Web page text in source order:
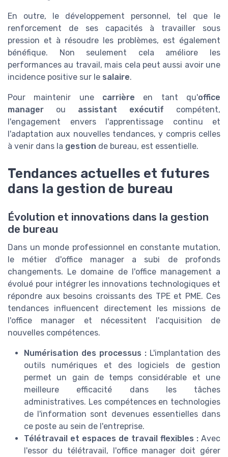
En outre, le développement personnel, tel que le
renforcement de ses capacités à travailler sous
pression et à résoudre les problèmes, est également
bénéfique. Non seulement cela améliore les
performances au travail, mais cela peut aussi avoir une
incidence positive sur le salaire.
Pour maintenir une carrière en tant qu'office
manager ou assistant exécutif compétent,
l'engagement envers l'apprentissage continu et
l'adaptation aux nouvelles tendances, y compris celles
à venir dans la gestion de bureau, est essentielle.
Tendances actuelles et futures
dans la gestion de bureau
Évolution et innovations dans la gestion
de bureau
Dans un monde professionnel en constante mutation,
le métier d'office manager a subi de profonds
changements. Le domaine de l'office management a
évolué pour intégrer les innovations technologiques et
répondre aux besoins croissants des TPE et PME. Ces
tendances influencent directement les missions de
l'office manager et nécessitent l'acquisition de
nouvelles compétences.
Numérisation des processus : L'implantation des
outils numériques et des logiciels de gestion
permet un gain de temps considérable et une
meilleure efficacité dans les tâches
administratives. Les compétences en technologies
de l'information sont devenues essentielles dans
ce poste au sein de l'entreprise.
Télétravail et espaces de travail flexibles : Avec
l'essor du télétravail, l'office manager doit gérer